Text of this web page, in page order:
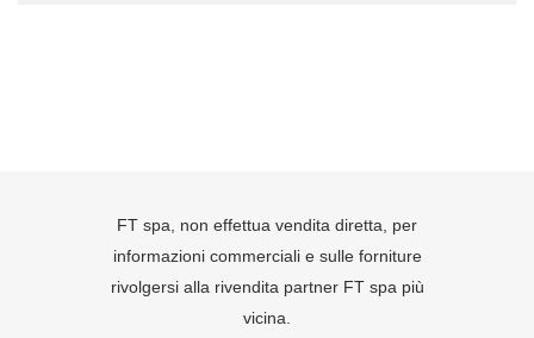
FT spa, non effettua vendita diretta, per
informazioni commerciali e sulle forniture
rivolgersi alla rivendita partner FT spa più
vicina.